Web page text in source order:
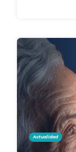
Actualidad